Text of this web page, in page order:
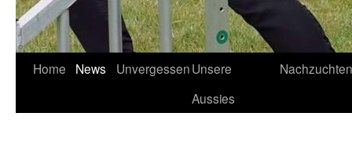
Home News UnvergessenUnsere
Aussies
Nachzuchten